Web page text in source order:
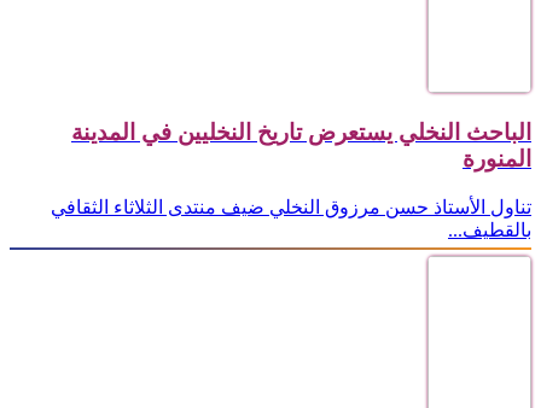
الباحث النخلي يستعرض تاريخ النخليين في المدينة
المنورة
تناول الأستاذ حسن مرزوق النخلي ضيف منتدى الثلاثاء الثقافي
بالقطيف...